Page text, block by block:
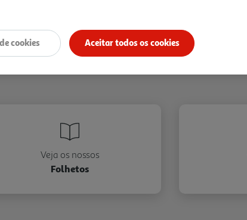
tentar de novo?
Veja os nossos
Folhetos
Aceitar todos os cookies
cookies